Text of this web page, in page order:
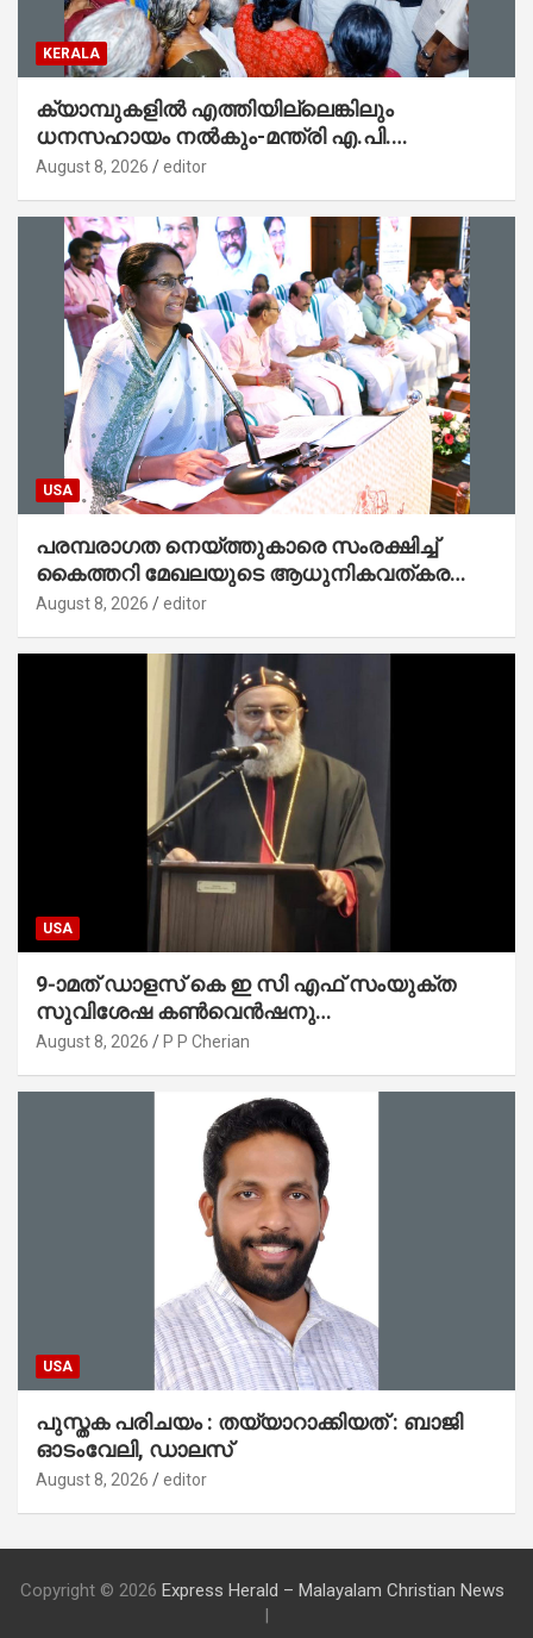
KERALA
ക്യാമ്പുകളിൽ എത്തിയില്ലെങ്കിലും
ധനസഹായം നൽകും-മന്ത്രി എ.പി.
അനിൽകുമാർ
August 8, 2026 editor
USA
പരമ്പരാഗത നെയ്ത്തുകാരെ സംരക്ഷിച്ച്
കൈത്തറി മേഖലയുടെ ആധുനികവത്കരണം
സാധ്യമാക്കും : ഡെപ്യൂട്ടി സ്പീക്കർ
August 8, 2026 editor
USA
9-ാമത് ഡാളസ് കെ ഇ സി എഫ് സംയുക്ത
സുവിശേഷ കൺവെൻഷനു
പ്രാർത്ഥനാനിർഭരമായ തുടക്കം
August 8, 2026 P P Cherian
USA
പുസ്തക പരിചയം : തയ്യാറാക്കിയത് : ബാജി
ഓടംവേലി, ഡാലസ്
August 8, 2026 editor
Copyright © 2026 Express Herald – Malayalam Christian News